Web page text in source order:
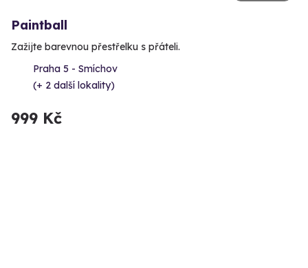
Paintball
Zažijte barevnou přestřelku s přáteli.
Praha 5 - Smíchov
(+ 2 další lokality)
999 Kč